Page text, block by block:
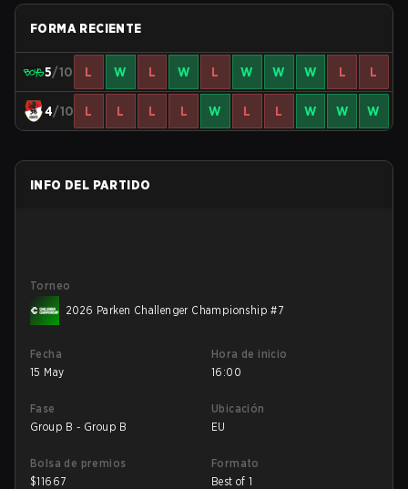
FORMA RECIENTE
5/10 L W L W L W W W L L
4/10 L L L L W L L W W W
INFO DEL PARTIDO
Torneo
2026 Parken Challenger Championship #7
Fecha
15 May
Hora de inicio
16:00
Fase
Group B - Group B
Ubicación
EU
Bolsa de premios
$11667
Formato
Best of 1